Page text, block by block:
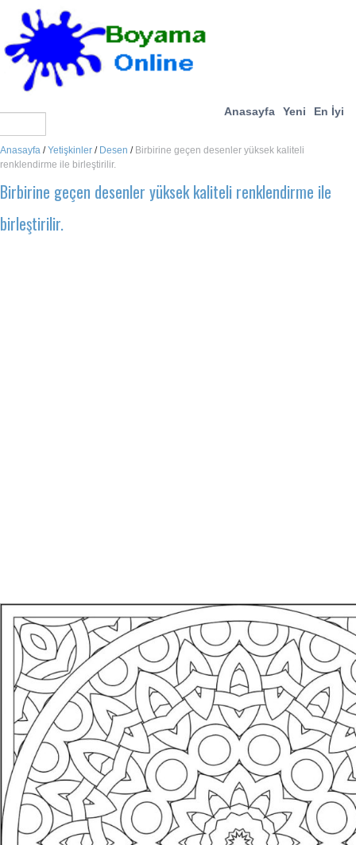
Anasayfa Yeni En İyi
Anasayfa /Yetişkinler / Desen / Birbirine geçen desenler yüksek kaliteli
renklendirme ile birleştirilir.
Birbirine geçen desenler yüksek kaliteli renklendirme ile
birleştirilir.